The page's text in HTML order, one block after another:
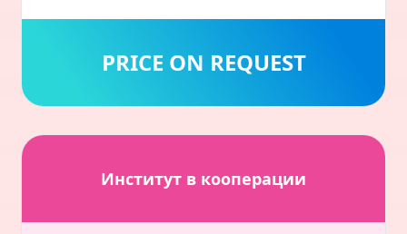
PRICE ON REQUEST
Институт в кооперации